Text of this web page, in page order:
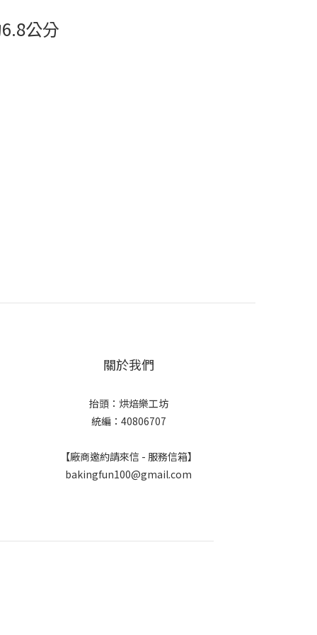
公分
關於我們
抬頭：烘焙樂工坊
統編：40806707
【廠商邀約請來信 - 服務信箱】
bakingfun100@gmail.com